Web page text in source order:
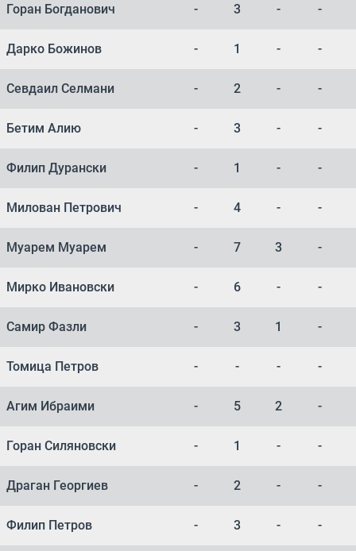
Горан Богданович - 3 - -
Дарко Божинов - 1 - -
Севдаил Селмани - 2 - -
Бетим Алию - 3 - -
Филип Дурански - 1 - -
Милован Петрович - 4 - -
Муарем Муарем - 7 3 -
Мирко Ивановски - 6 - -
Самир Фазли - 3 1 -
Томица Петров - - - -
Агим Ибраими - 5 2 -
Горан Силяновски - 1 - -
Драган Георгиев - 2 - -
Филип Петров - 3 - -